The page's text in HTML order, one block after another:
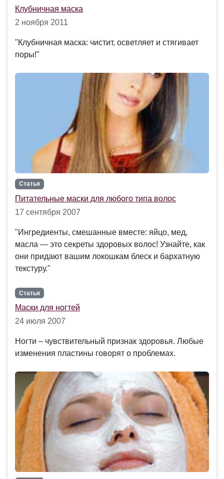
Клубничная маска
2 ноября 2011
"Клубничная маска: чистит, осветляет и стягивает
поры!"
Статья
Питательные маски для любого типа волос
17 сентября 2007
"Ингредиенты, смешанные вместе: яйцо, мед,
масла — это секреты здоровых волос! Узнайте, как
они придают вашим локошкам блеск и бархатную
текстуру."
Статья
Маски для ногтей
24 июля 2007
Ногти – чувствительный признак здоровья. Любые
изменения пластины говорят о проблемах.